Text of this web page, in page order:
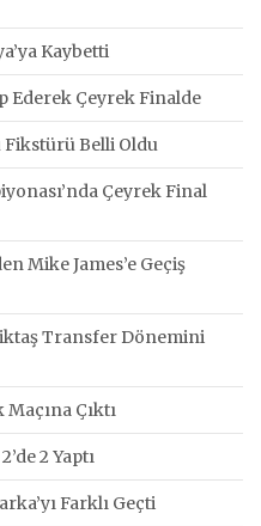
Kaybetti
Ederek Çeyrek Finalde
Fikstürü Belli Oldu
Çeyrek Final
Mike James’e Geçiş
Transfer Dönemini
Çıktı
2 Yaptı
Farklı Geçti